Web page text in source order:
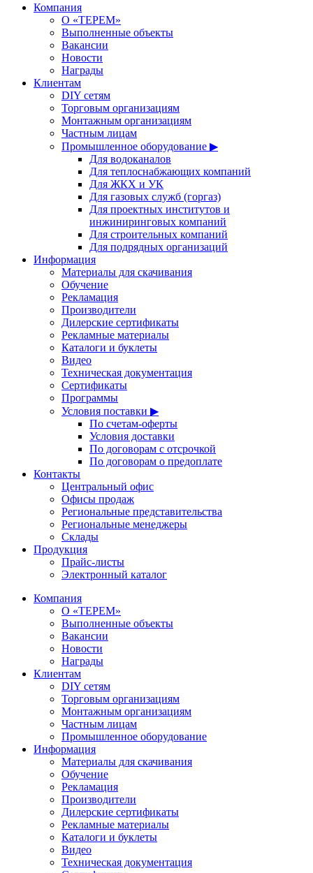
Компания
О «ТЕРЕМ»
Выполненные объекты
Вакансии
Новости
Награды
Клиентам
DIY сетям
Торговым организациям
Монтажным организациям
Частным лицам
Промышленное оборудование ▶
Для водоканалов
Для теплоснабжающих компаний
Для ЖКХ и УК
Для газовых служб (горгаз)
Для проектных институтов и
инжиниринговых компаний
Для строительных компаний
Для подрядных организаций
Информация
Материалы для скачивания
Обучение
Рекламация
Производители
Дилерские сертификаты
Рекламные материалы
Каталоги и буклеты
Видео
Техническая документация
Сертификаты
Программы
Условия поставки ▶
По счетам-оферты
Условия доставки
По договорам с отсрочкой
По договорам о предоплате
Контакты
Центральный офис
Офисы продаж
Региональные представительства
Региональные менеджеры
Склады
Продукция
Прайс-листы
Электронный каталог
Компания
О «ТЕРЕМ»
Выполненные объекты
Вакансии
Новости
Награды
Клиентам
DIY сетям
Торговым организациям
Монтажным организациям
Частным лицам
Промышленное оборудование
Информация
Материалы для скачивания
Обучение
Рекламация
Производители
Дилерские сертификаты
Рекламные материалы
Каталоги и буклеты
Видео
Техническая документация